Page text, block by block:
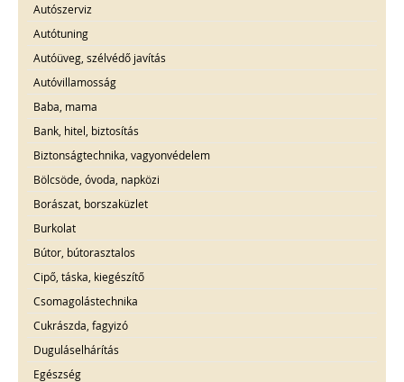
Autószerviz
Autótuning
Autóüveg, szélvédő javítás
Autóvillamosság
Baba, mama
Bank, hitel, biztosítás
Biztonságtechnika, vagyonvédelem
Bölcsöde, óvoda, napközi
Borászat, borszaküzlet
Burkolat
Bútor, bútorasztalos
Cipő, táska, kiegészítő
Csomagolástechnika
Cukrászda, fagyizó
Duguláselhárítás
Egészség